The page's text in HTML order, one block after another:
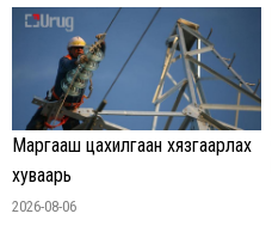
Маргааш цахилгаан хязгаарлах
хуваарь
2026-08-06